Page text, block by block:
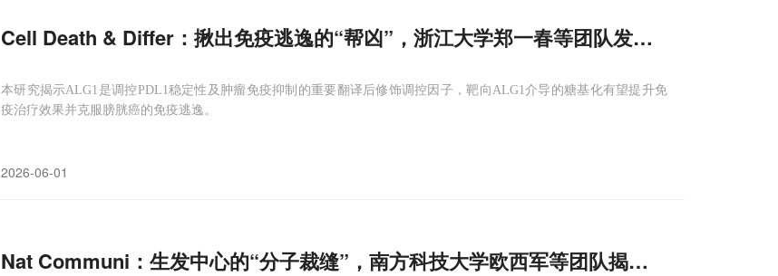
Cell Death & Differ：揪出免疫逃逸的“帮凶”，浙江大学郑一春等团队发现ALG
本研究揭示ALG1是调控PDL1稳定性及肿瘤免疫抑制的重要翻译后修饰调控因子，靶向ALG1介导的糖基化有望提升免
疫治疗效果并克服膀胱癌的免疫逃逸。
2026-06-01
Nat Communi：生发中心的“分子裁缝”，南方科技大学欧西军等团队揭示hnRNP A